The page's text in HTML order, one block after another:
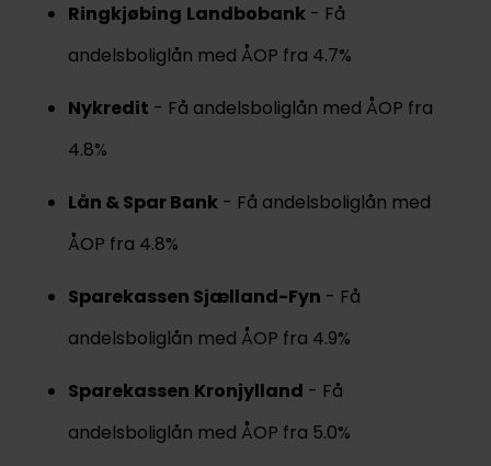
Ringkjøbing Landbobank - Få
andelsboliglån med ÅOP fra 4.7%
Nykredit - Få andelsboliglån med ÅOP fra
4.8%
Lån & Spar Bank - Få andelsboliglån med
ÅOP fra 4.8%
Sparekassen Sjælland-Fyn - Få
andelsboliglån med ÅOP fra 4.9%
Sparekassen Kronjylland - Få
andelsboliglån med ÅOP fra 5.0%